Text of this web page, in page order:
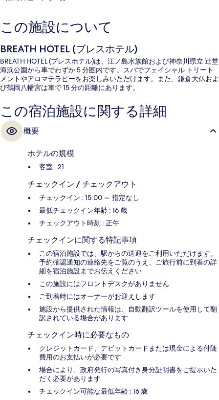
この施設について
BREATH HOTEL (ブレスホテル)
BREATH HOTEL (ブレスホテル)は、江ノ島水族館および神奈川県立 辻堂
海浜公園から車でわずか 5 分圏内です。スパでフェイシャル トリート
メントやアロマテラピーをお楽しみいただけます。また、鎌倉大仏およ
び鶴岡八幡宮は車で 15 分の距離にあります。
この宿泊施設に関する詳細
概要
ホテルの規模
客室 : 21
チェックイン / チェックアウト
チェックイン : 15:00 ～ 指定なし
最低チェックイン年齢 : 16 歳
チェックアウト時刻 : 正午
チェックインに関する特記事項
この宿泊施設では、駅からの送迎をご利用いただけます。
予約確認通知の連絡先をご覧のうえ、ご旅行前に到着の詳
細を宿泊施設までお伝えください
この施設にはフロントデスクがありません
ご到着時にはオーナーがお迎えします
施設から提供された情報は、自動翻訳ツールを使用して翻
訳されている場合があります
チェックイン時に必要なもの
クレジットカード、デビットカードまたは現金による付随
費用のお支払いが必要です
場合により、政府発行の写真付き身分証明書をご提示いた
だく必要があります
チェックイン可能な最低年齢 : 16 歳